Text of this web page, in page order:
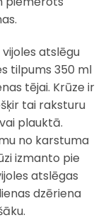
atslēgu
tilpums 350 ml
tējai. Krūze ir
tai raksturu
plauktā.
no karstuma
izmanto pie
atslēgas
dzēriena